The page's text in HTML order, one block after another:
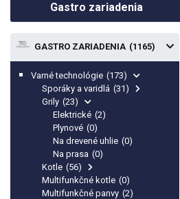
Gastro zariadenia
GASTRO ZARIADENIA (1165)
Varné technológie (173)
Sporáky a varidlá (31)
Grily (23)
Elektrické (2)
Plynové (0)
Na drevené uhlie (0)
Na prasa (0)
Kotle (56)
Multifunkčné kotle (0)
Multifunkčné panvy (2)